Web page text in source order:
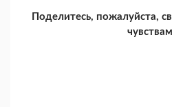
Поделитесь, пожалуйста,